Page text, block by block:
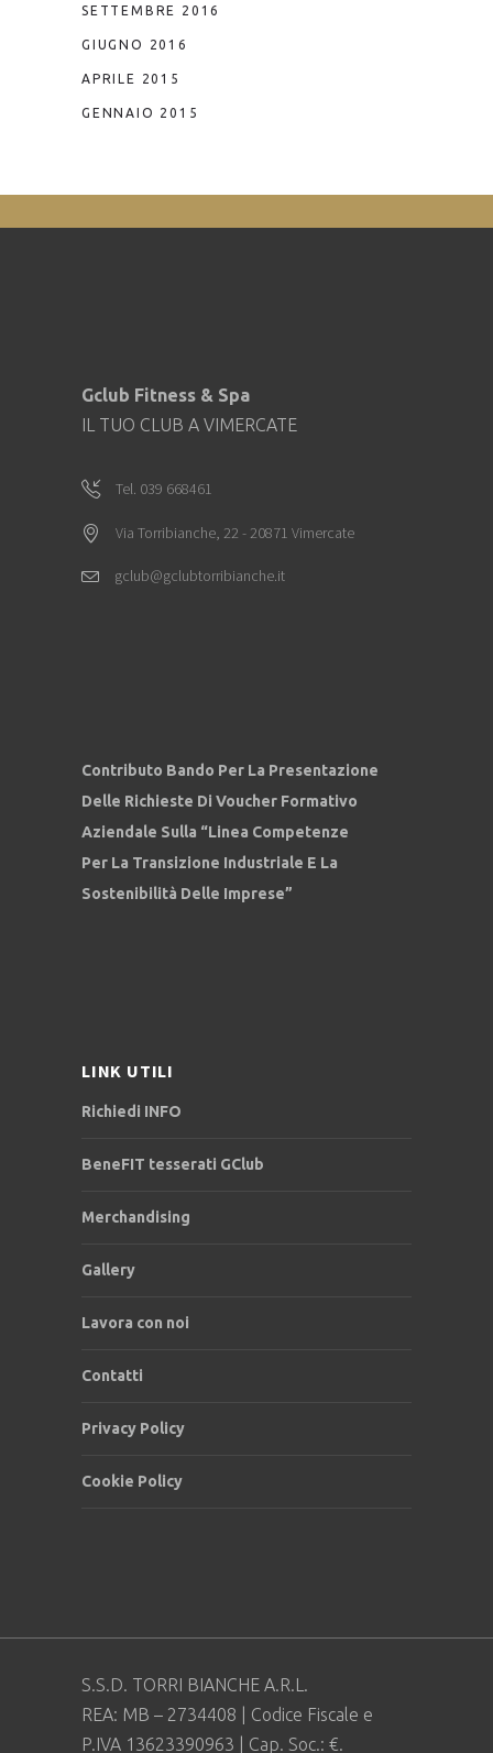
SETTEMBRE 2016
GIUGNO 2016
APRILE 2015
GENNAIO 2015
Gclub Fitness & Spa
IL TUO CLUB A VIMERCATE
Tel. 039 668461
Via Torribianche, 22 - 20871 Vimercate
gclub@gclubtorribianche.it
Contributo Bando Per La Presentazione
Delle Richieste Di Voucher Formativo
Aziendale Sulla “Linea Competenze
Per La Transizione Industriale E La
Sostenibilità Delle Imprese”
LINK UTILI
Richiedi INFO
BeneFIT tesserati GClub
Merchandising
Gallery
Lavora con noi
Contatti
Privacy Policy
Cookie Policy
S.S.D. TORRI BIANCHE A.R.L.
REA: MB – 2734408 | Codice Fiscale e
P.IVA 13623390963 | Cap. Soc.: €.